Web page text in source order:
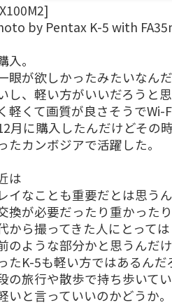
by Pentax K-5 with
入。
眼が欲しかったみたいなん
し、軽い方がいいだろうと
軽くて画質が良さそうで
月に購入したんだけどその
たカンボジアで活躍した。
は
イなことも重要だとは思う
換が必要だったり重かった
から撮ってきた人にとって
のような部分かと思うんだ
たK-5も軽い方ではあるんだ
の旅行や散歩で持ち歩いて
いと言っていいのかどうか。